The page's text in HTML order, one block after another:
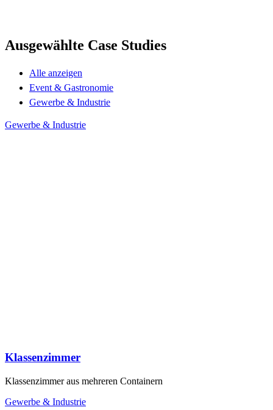
Ausgewählte Case Studies
Alle anzeigen
Event & Gastronomie
Gewerbe & Industrie
Gewerbe & Industrie
Klassenzimmer
Klassenzimmer aus mehreren Containern
Gewerbe & Industrie